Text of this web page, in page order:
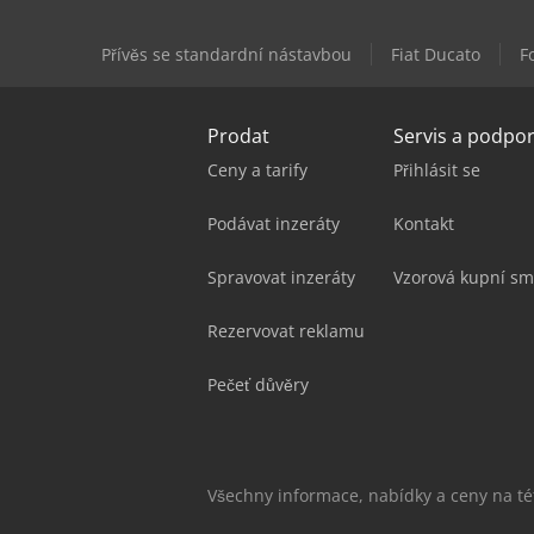
Přívěs se standardní nástavbou Fiat Ducato
Prodat
Ceny a tarify
Podávat inzeráty
Spravovat inzeráty
Rezervovat reklamu
Pečeť důvěry
Servis a
Přihlásit se
Kontakt
Vzorová kupní
Všechny informace, nabídky a ceny na